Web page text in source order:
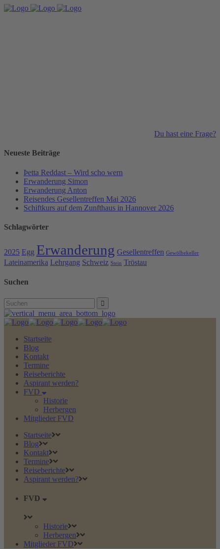
Du hast eine Frage?
Neueste Beiträge
Þetta Reddast – Wird scho wern
Erwanderung Simon
Erwanderung Anton
Reisendes Gesellentreffen Mai 2026
Schiftkurs auf dem Zunfthaus in Hannover 2026
Schlagwörter
2025 Egg Erwanderung Gesellentreffen Gewölbekeller
Lateinamerika Lehrgang Schweiz Stein Tröstau
Suchen
Search
for:
Startseite
Blog
Kontakt
Termine
Reiseberichte
Aspirant werden?
FVD
Historie
Herbergen
Mitglieder FVD
Startseite
Blog
Kontakt
Termine
Reiseberichte
Aspirant werden?
FVD
Historie
Herbergen
Mitglieder FVD